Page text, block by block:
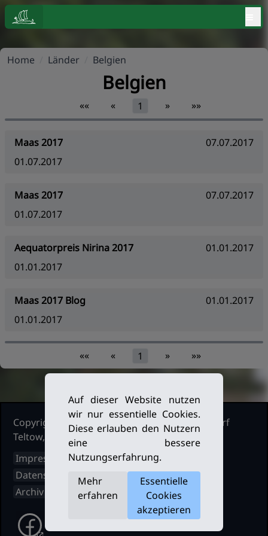
Home Länder Belgien
Belgien
«« « 1 » »»
Maas 2017
07.07.2017
01.07.2017
Maas 2017
07.07.2017
01.07.2017
Aequatorpreis Nirina 2017
01.01.2017
01.01.2017
Maas 2017 Blog
01.01.2017
01.01.2017
«« « 1 » »»
Copyright Ruderclub Kleinmachnow Stahnsdorf
Teltow, 2026. Alle Rechte vorbehalten.
Impressum
Datenschutz
Archiv
Auf dieser Website nutzen
wir nur essentielle Cookies.
Diese erlauben den Nutzern
eine bessere
Nutzungserfahrung.
Mehr
erfahren
Essentielle
Cookies
akzeptieren